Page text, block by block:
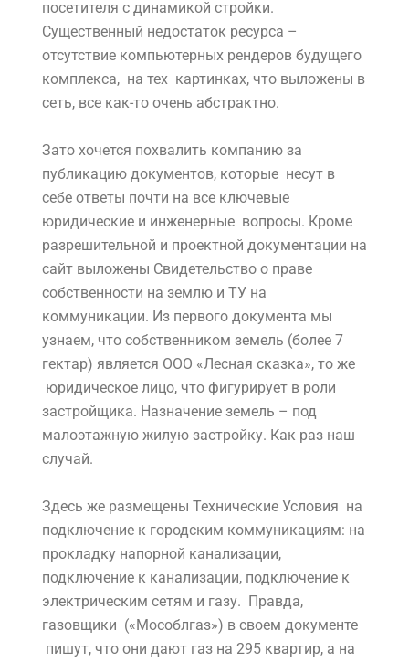
посетителя с динамикой стройки.
Существенный недостаток ресурса –
отсутствие компьютерных рендеров будущего
комплекса, на тех картинках, что выложены в
сеть, все как-то очень абстрактно.
Зато хочется похвалить компанию за
публикацию документов, которые несут в
себе ответы почти на все ключевые
юридические и инженерные вопросы. Кроме
разрешительной и проектной документации на
сайт выложены Свидетельство о праве
собственности на землю и ТУ на
коммуникации. Из первого документа мы
узнаем, что собственником земель (более 7
гектар) является ООО «Лесная сказка», то же
юридическое лицо, что фигурирует в роли
застройщика. Назначение земель – под
малоэтажную жилую застройку. Как раз наш
случай.
Здесь же размещены Технические Условия на
подключение к городским коммуникациям: на
прокладку напорной канализации,
подключение к канализации, подключение к
электрическим сетям и газу. Правда,
газовщики («Мособлгаз») в своем документе
пишут, что они дают газ на 295 квартир, а на